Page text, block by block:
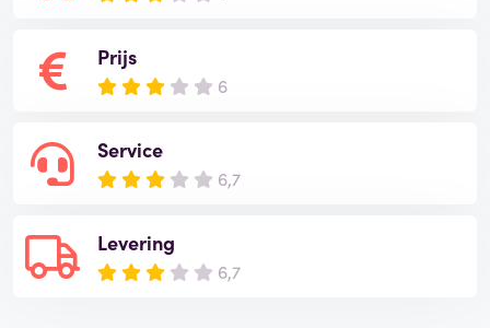
Prijs
6
Service
6,7
Levering
6,7